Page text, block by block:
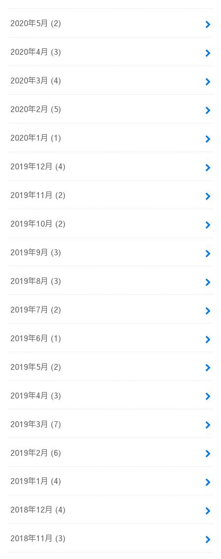
2020年5月 (2)
2020年4月 (3)
2020年3月 (4)
2020年2月 (5)
2020年1月 (1)
2019年12月 (4)
2019年11月 (2)
2019年10月 (2)
2019年9月 (3)
2019年8月 (3)
2019年7月 (2)
2019年6月 (1)
2019年5月 (2)
2019年4月 (3)
2019年3月 (7)
2019年2月 (6)
2019年1月 (4)
2018年12月 (4)
2018年11月 (3)